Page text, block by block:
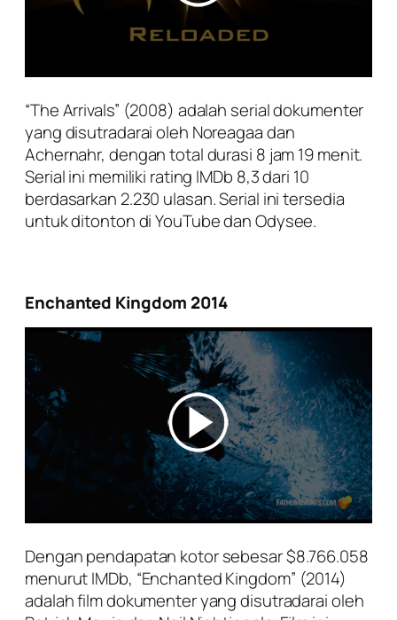
“The Arrivals” (2008) adalah serial dokumenter
yang disutradarai oleh Noreagaa dan
Achernahr, dengan total durasi 8 jam 19 menit.
Serial ini memiliki rating IMDb 8,3 dari 10
berdasarkan 2.230 ulasan. Serial ini tersedia
untuk ditonton di YouTube dan Odysee.
Enchanted Kingdom 2014
Dengan pendapatan kotor sebesar $8.766.058
menurut IMDb, “Enchanted Kingdom” (2014)
adalah film dokumenter yang disutradarai oleh